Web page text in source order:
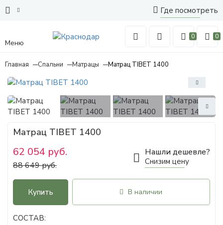
Где посмотреть
Меню
0 0
Главная Спальни Матрацы Матрац TIBET 1400
Матрац TIBET 1400
62 054 руб.
88 649 руб.
Нашли дешевле?
Снизим цену
Купить В наличии
СОСТАВ: